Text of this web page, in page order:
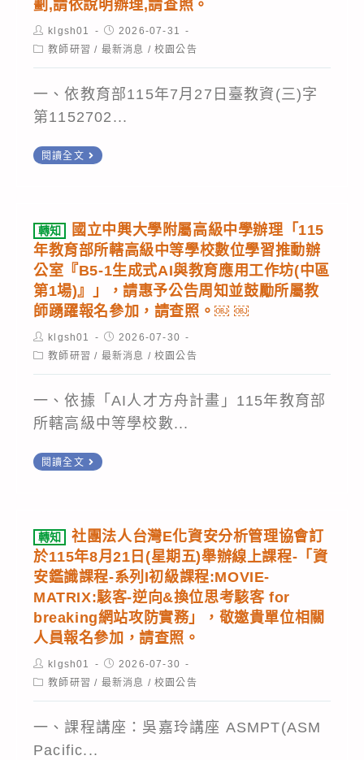
學
習
啟
航
請
公
告
並
鼓
勵
貴
校
生
（含
生）
踴
躍
報
名
參
加，
請
查
服
務
5-
分
鐘
免
非
預
期
的
異
常
情
況
生，
單
位
使
用
者
避
開
時
段
有
效
學
習」
線
上
座
測
驗-
基
礎
（FLPT-
舉
辦
線
上
說
明
會，
勵
同
報
名
參
加。
劃,請依說明辦理,請查照。
Post
author:
klgsh01
Post
published:
2026-07-31
Post教師研習 / 最新消息 / 校園公告
一、依教育部115年7月27日臺教資(三)字
第1152702...
閱讀全文
育
部
「教
師
數
位
教
學
增
能
訓」
請
依
說
明
辦
請
查
照。
轉知
國立中興大學附屬高級中學辦理「115
年教育部所轄高級中等學校數位學習推動辦
公室『B5-1生成式AI與教育應用工作坊(中區
第1場)』」，請惠予公告周知並鼓勵所屬教
師踴躍報名參加，請查照。￼ ￼
Post
author:
klgsh01
Post
published:
2026-07-30
Post教師研習 / 最新消息 / 校園公告
一、依據「AI人才方舟計畫」115年教育部
所轄高級中等學校數...
閱讀全文
立
中
興
大
學
附
屬
高
中
轉知
社團法人台灣E化資安分析管理協會訂
於115年8月21日(星期五)舉辦線上課程-「資
安鑑識課程-系列I初級課程:MOVIE-
MATRIX:駭客-逆向&換位思考駭客 for
breaking網站攻防實務」，敬邀貴單位相關
人員報名參加，請查照。
Post
author:
klgsh01
Post
published:
2026-07-30
Post教師研習 / 最新消息 / 校園公告
一、課程講座：吳嘉玲講座 ASMPT(ASM
Pacific...